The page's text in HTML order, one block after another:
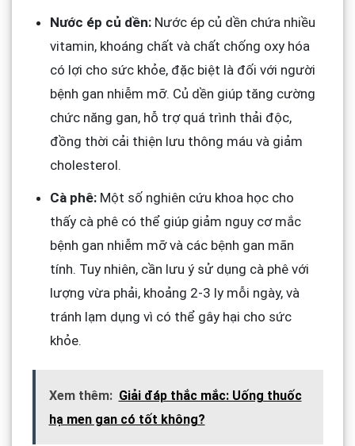
Nước ép củ dền:Nước ép củ dền chứa nhiều
vitamin, khoáng chất và chất chống oxy hóa
có lợi cho sức khỏe, đặc biệt là đối với người
bệnh gan nhiễm mỡ. Củ dền giúp tăng cường
chức năng gan, hỗ trợ quá trình thải độc,
đồng thời cải thiện lưu thông máu và giảm
cholesterol.
Cà phê:Một số nghiên cứu khoa học cho
thấy cà phê có thể giúp giảm nguy cơ mắc
bệnh gan nhiễm mỡ và các bệnh gan mãn
tính. Tuy nhiên, cần lưu ý sử dụng cà phê với
lượng vừa phải, khoảng 2-3 ly mỗi ngày, và
tránh lạm dụng vì có thể gây hại cho sức
khỏe.
Xem thêm: Giải đáp thắc mắc: Uống thuốc
hạ men gan có tốt không?